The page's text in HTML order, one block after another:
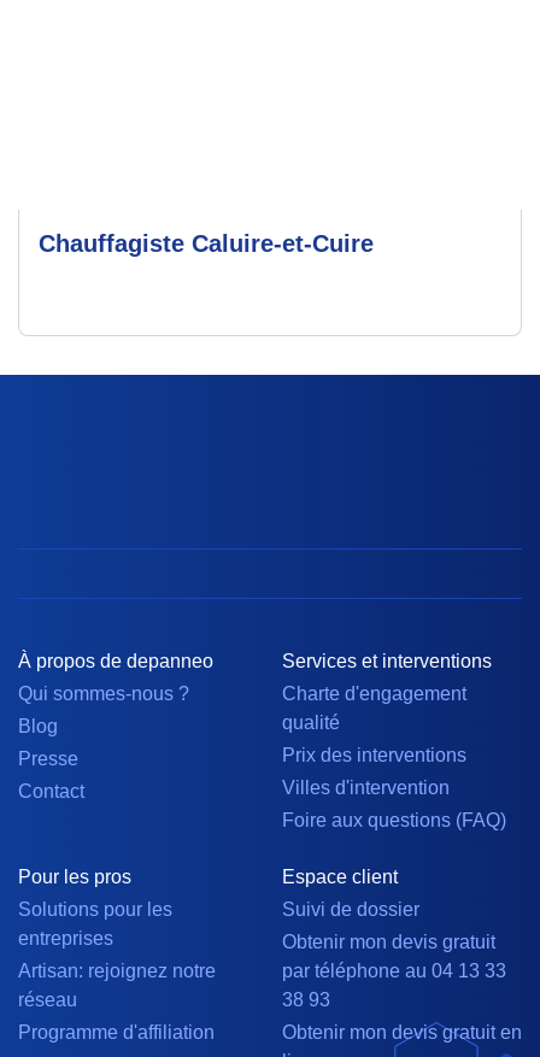
Chauffagiste Caluire-et-Cuire
À propos de depanneo
Qui sommes-nous ?
Blog
Presse
Contact
Services et interventions
Charte d'engagement
qualité
Prix des interventions
Villes d'intervention
Foire aux questions (FAQ)
Pour les pros
Solutions pour les
entreprises
Artisan: rejoignez notre
réseau
Programme d'affiliation
Espace client
Suivi de dossier
Obtenir mon devis gratuit
par téléphone au 04 13 33
38 93
Obtenir mon devis gratuit en